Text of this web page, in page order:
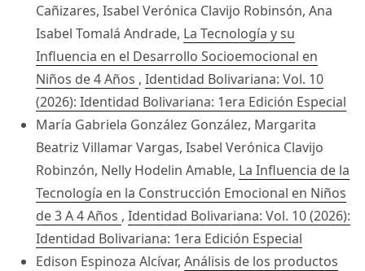
Cañizares, Isabel Verónica Clavijo Robinsón, Ana
Isabel Tomalá Andrade, La Tecnología y su
Influencia en el Desarrollo Socioemocional en
Niños de 4 Años , Identidad Bolivariana: Vol. 10
(2026): Identidad Bolivariana: 1era Edición Especial
María Gabriela González González, Margarita
Beatriz Villamar Vargas, Isabel Verónica Clavijo
Robinzón, Nelly Hodelin Amable, La Influencia de la
Tecnología en la Construcción Emocional en Niños
de 3 A 4 Años , Identidad Bolivariana: Vol. 10 (2026):
Identidad Bolivariana: 1era Edición Especial
Edison Espinoza Alcívar, Análisis de los productos